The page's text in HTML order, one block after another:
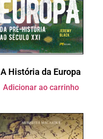
A História da Europa
Adicionar ao carrinho